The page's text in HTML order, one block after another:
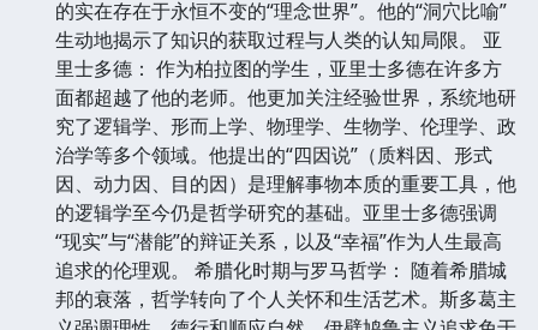
的实在存在于永恒不变的“理念世界”。他的“洞穴比喻”
生动地揭示了知识的获取过程与人类的认知局限。 亚
里士多德： 作为柏拉图的学生，亚里士多德在许多方
面都超越了他的老师。他更加关注经验世界，系统地研
究了逻辑学、形而上学、物理学、生物学、伦理学、政
治学等多个领域。他提出的“四因说”（质料因、形式
因、动力因、目的因）是理解事物本质的重要工具，他
的逻辑学至今仍是哲学研究的基础。亚里士多德强调
“现实”与“潜能”的辩证关系，以及“幸福”作为人生最高
追求的伦理观。 希腊化时期与罗马哲学： 随着希腊城
邦的衰落，哲学转向了个人关怀和生活艺术。斯多葛主